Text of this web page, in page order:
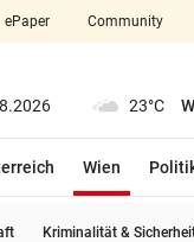
closeSchließen
arrow_right
ePaper Community
23°C
Wien
Kriminalität &